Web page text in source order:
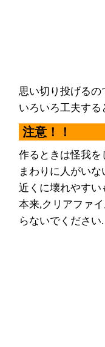
思い切り投げるの
いろいろ工夫す
注意！！
作るときは怪我を
まわりに人がい
近くに壊れやすい
本来,クリアファ
らないでください.